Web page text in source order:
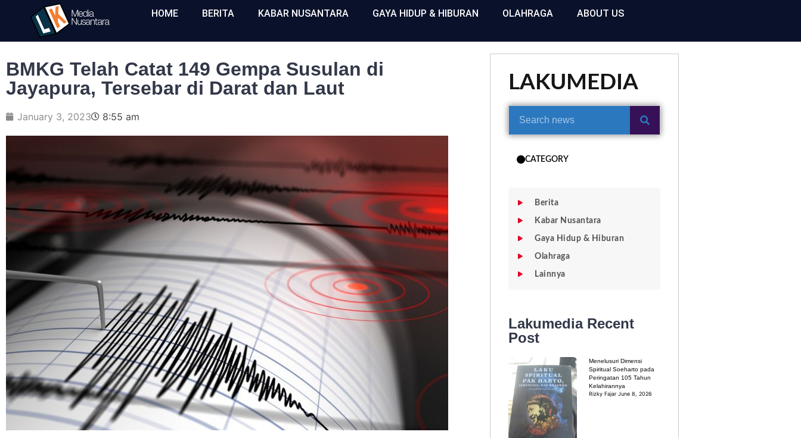
HOME BERITA KABAR NUSANTARA GAYA HIDUP & HIBURAN OLAHRAGA ABOUT US
BMKG Telah Catat 149 Gempa Susulan di
Jayapura, Tersebar di Darat dan Laut
January 3, 2023 8:55 am
LAKUMEDIA
CATEGORY
Berita
Kabar Nusantara
Gaya Hidup & Hiburan
Olahraga
Lainnya
Lakumedia Recent
Post
Menelusuri Dimensi
Spiritual Soeharto pada
Peringatan 105 Tahun
Kelahirannya
Rizky FajarJune 8, 2026